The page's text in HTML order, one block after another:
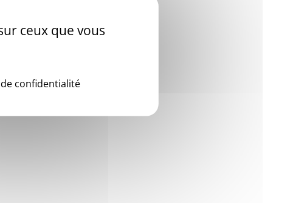
ceux que vous
confidentialité